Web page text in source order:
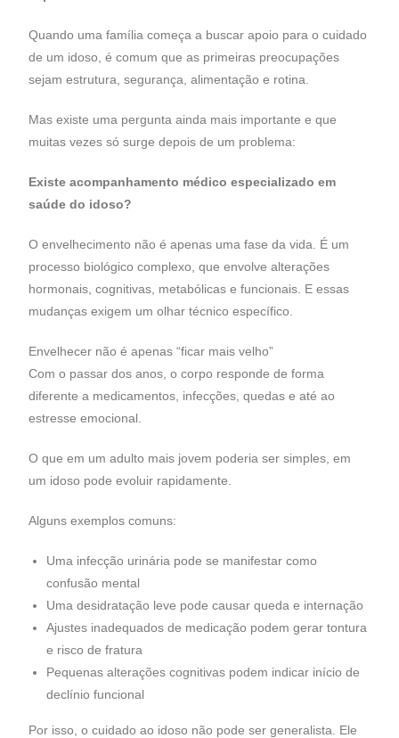
Quando uma família começa a buscar apoio para o cuidado
de um idoso, é comum que as primeiras preocupações
sejam estrutura, segurança, alimentação e rotina.
Mas existe uma pergunta ainda mais importante e que
muitas vezes só surge depois de um problema:
Existe acompanhamento médico especializado em
saúde do idoso?
O envelhecimento não é apenas uma fase da vida. É um
processo biológico complexo, que envolve alterações
hormonais, cognitivas, metabólicas e funcionais. E essas
mudanças exigem um olhar técnico específico.
Envelhecer não é apenas “ficar mais velho”
Com o passar dos anos, o corpo responde de forma
diferente a medicamentos, infecções, quedas e até ao
estresse emocional.
O que em um adulto mais jovem poderia ser simples, em
um idoso pode evoluir rapidamente.
Alguns exemplos comuns:
Uma infecção urinária pode se manifestar como
confusão mental
Uma desidratação leve pode causar queda e internação
Ajustes inadequados de medicação podem gerar tontura
e risco de fratura
Pequenas alterações cognitivas podem indicar início de
declínio funcional
Por isso, o cuidado ao idoso não pode ser generalista. Ele